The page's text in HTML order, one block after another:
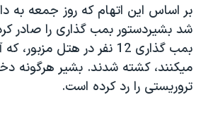
حقوق شهروندی
اقتصادی
علم و فناوری
اسرائیل در جنگ
انتخابات ریاست جمهوری آمریکا ۲۰۲۴
حمله جمهوری اسلامی به اسرائیل
رمز مهسا
ورزش زنان در ایران
زبانهای مختلف
بر اساس اين اتهام که روز جمعه به
شد بشيردستور بمب گذاری را صادر
بمب گذاری 12 نفر در هتل
ميکنند، کشته شدند. بشير هرگونه
تروريستی را رد کرده است.